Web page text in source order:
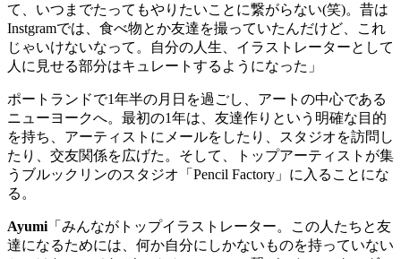
て、いつまでたってもやりたいことに繋がらない(笑)。昔は
Instgramでは、食べ物とか友達を撮っていたんだけど、これ
じゃいけないなって。自分の人生、イラストレーターとして
人に見せる部分はキュレートするようになった」
ポートランドで1年半の月日を過ごし、アートの中心である
ニューヨークへ。最初の1年は、友達作りという明確な目的
を持ち、アーティストにメールをしたり、スタジオを訪問し
たり、交友関係を広げた。そして、トップアーティストが集
うブルックリンのスタジオ「 Pencil Factory 」に入ることにな
る。
Ayumi 「みんながトップイラストレーター。この人たちと友
達になるためには、何か自分にしかないものを持っていない